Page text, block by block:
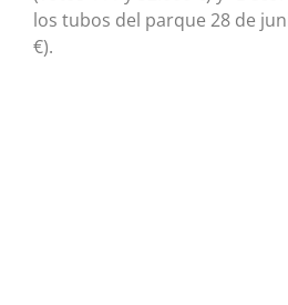
los tubos del parque 28 de
€).